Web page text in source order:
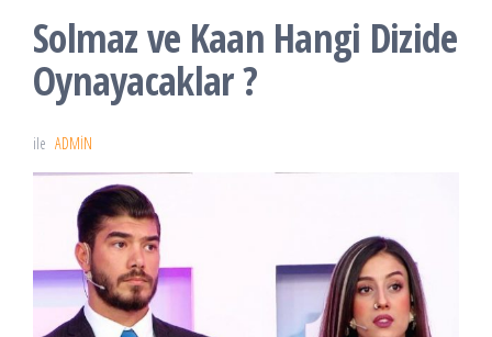
Solmaz ve Kaan Hangi Dizide
Oynayacaklar ?
ile ADMIN